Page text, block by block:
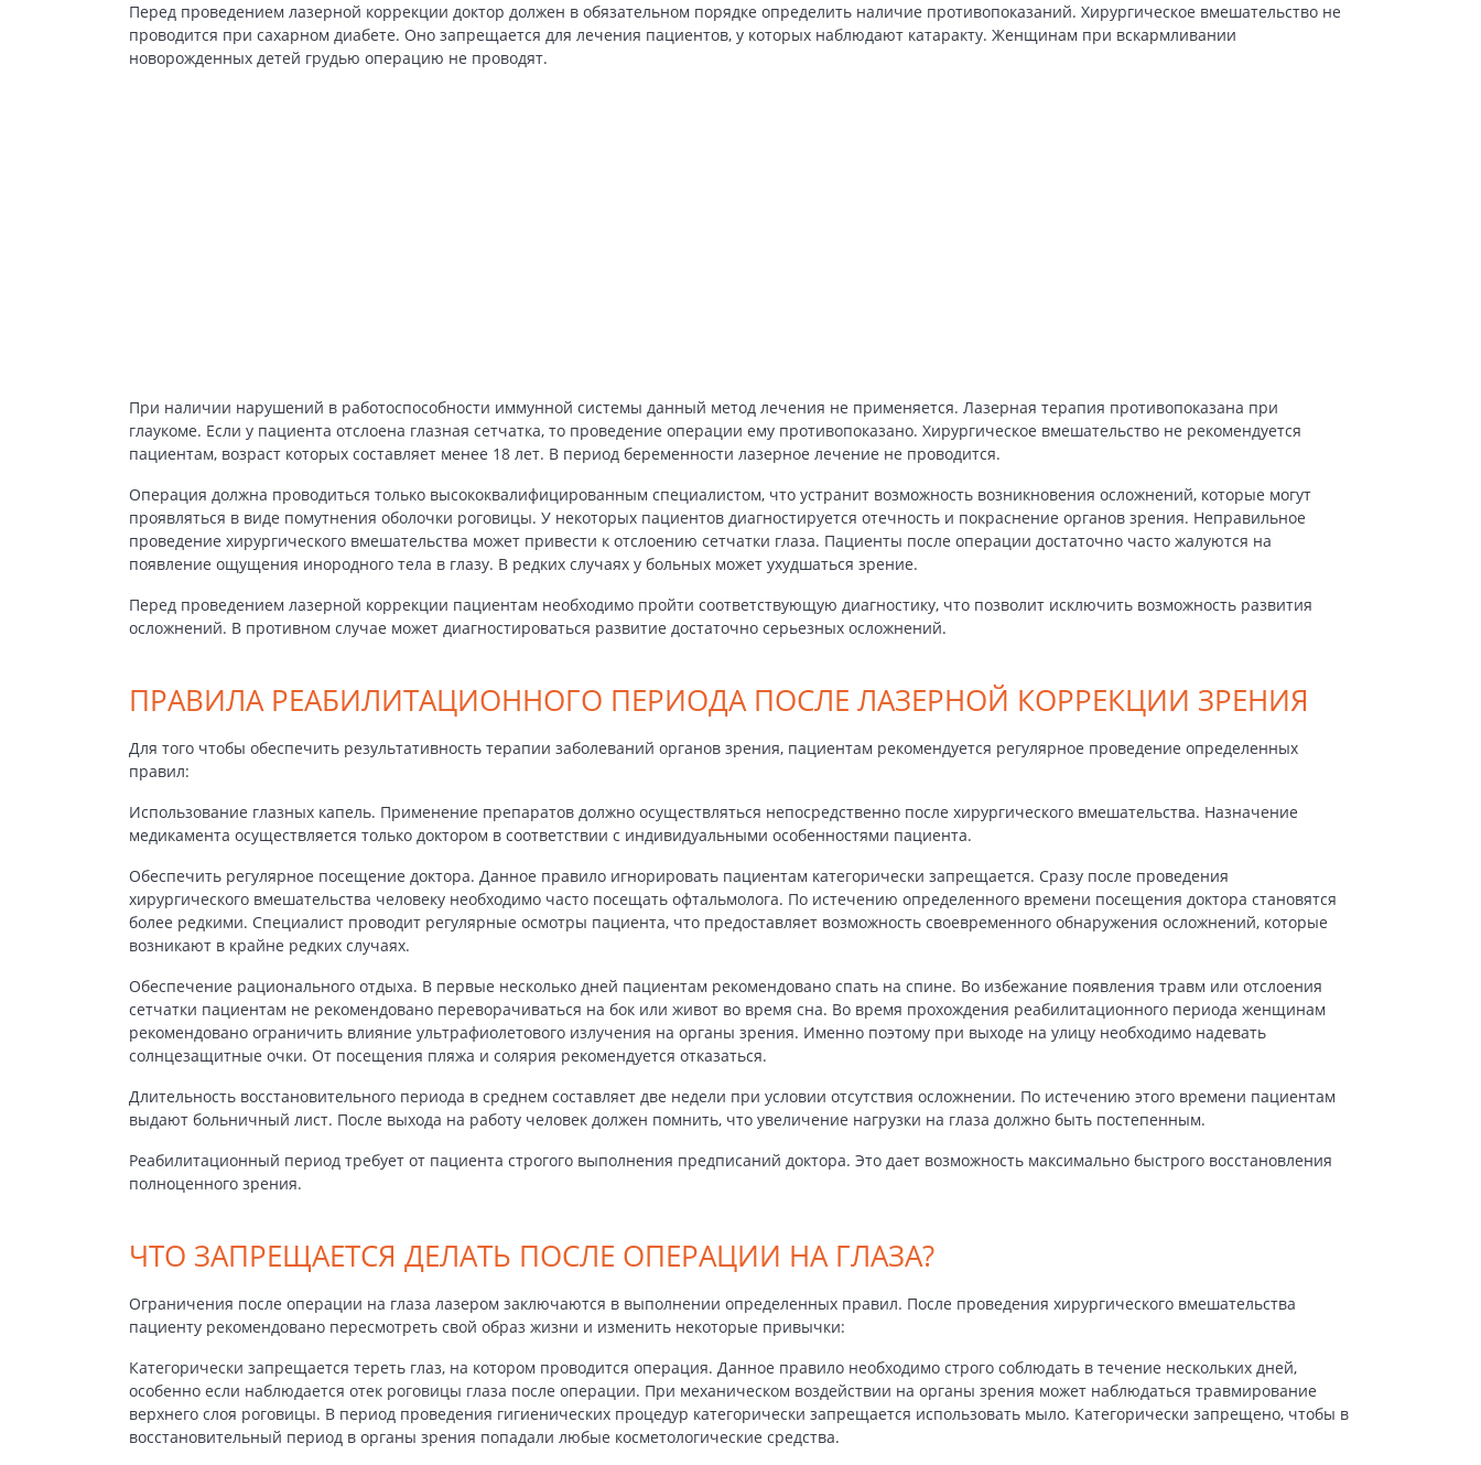
Перед проведением лазерной коррекции доктор должен в обязательном порядке определить наличие противопоказаний. Хирургическое вмешательство не
проводится при сахарном диабете. Оно запрещается для лечения пациентов, у которых наблюдают катаракту. Женщинам при вскармливании
новорожденных детей грудью операцию не проводят.
При наличии нарушений в работоспособности иммунной системы данный метод лечения не применяется. Лазерная терапия противопоказана при
глаукоме. Если у пациента отслоена глазная сетчатка, то проведение операции ему противопоказано. Хирургическое вмешательство не рекомендуется
пациентам, возраст которых составляет менее 18 лет. В период беременности лазерное лечение не проводится.
Операция должна проводиться только высококвалифицированным специалистом, что устранит возможность возникновения осложнений, которые могут
проявляться в виде помутнения оболочки роговицы. У некоторых пациентов диагностируется отечность и покраснение органов зрения. Неправильное
проведение хирургического вмешательства может привести к отслоению сетчатки глаза. Пациенты после операции достаточно часто жалуются на
появление ощущения инородного тела в глазу. В редких случаях у больных может ухудшаться зрение.
Перед проведением лазерной коррекции пациентам необходимо пройти соответствующую диагностику, что позволит исключить возможность развития
осложнений. В противном случае может диагностироваться развитие достаточно серьезных осложнений.
ПРАВИЛА РЕАБИЛИТАЦИОННОГО ПЕРИОДА ПОСЛЕ ЛАЗЕРНОЙ КОРРЕКЦИИ ЗРЕНИЯ
Для того чтобы обеспечить результативность терапии заболеваний органов зрения, пациентам рекомендуется регулярное проведение определенных
правил:
Использование глазных капель. Применение препаратов должно осуществляться непосредственно после хирургического вмешательства. Назначение
медикамента осуществляется только доктором в соответствии с индивидуальными особенностями пациента.
Обеспечить регулярное посещение доктора. Данное правило игнорировать пациентам категорически запрещается. Сразу после проведения
хирургического вмешательства человеку необходимо часто посещать офтальмолога. По истечению определенного времени посещения доктора становятся
более редкими. Специалист проводит регулярные осмотры пациента, что предоставляет возможность своевременного обнаружения осложнений, которые
возникают в крайне редких случаях.
Обеспечение рационального отдыха. В первые несколько дней пациентам рекомендовано спать на спине. Во избежание появления травм или отслоения
сетчатки пациентам не рекомендовано переворачиваться на бок или живот во время сна. Во время прохождения реабилитационного периода женщинам
рекомендовано ограничить влияние ультрафиолетового излучения на органы зрения. Именно поэтому при выходе на улицу необходимо надевать
солнцезащитные очки. От посещения пляжа и солярия рекомендуется отказаться.
Длительность восстановительного периода в среднем составляет две недели при условии отсутствия осложнении. По истечению этого времени пациентам
выдают больничный лист. После выхода на работу человек должен помнить, что увеличение нагрузки на глаза должно быть постепенным.
Реабилитационный период требует от пациента строгого выполнения предписаний доктора. Это дает возможность максимально быстрого восстановления
полноценного зрения.
ЧТО ЗАПРЕЩАЕТСЯ ДЕЛАТЬ ПОСЛЕ ОПЕРАЦИИ НА ГЛАЗА?
Ограничения после операции на глаза лазером заключаются в выполнении определенных правил. После проведения хирургического вмешательства
пациенту рекомендовано пересмотреть свой образ жизни и изменить некоторые привычки:
Категорически запрещается тереть глаз, на котором проводится операция. Данное правило необходимо строго соблюдать в течение нескольких дней,
особенно если наблюдается отек роговицы глаза после операции. При механическом воздействии на органы зрения может наблюдаться травмирование
верхнего слоя роговицы. В период проведения гигиенических процедур категорически запрещается использовать мыло. Категорически запрещено, чтобы в
восстановительный период в органы зрения попадали любые косметологические средства.